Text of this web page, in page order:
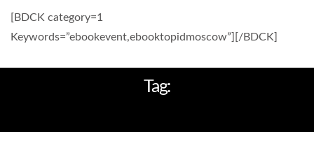
[BDCK category=1
Keywords=”ebookevent,ebooktopidmoscow”][/BDCK]
Tag: